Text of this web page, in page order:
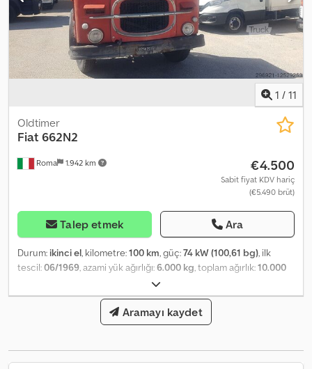
1 / 11
Roma 1.942 km
Oldtimer
Fiat 662N2
€4.500
Sabit fiyat KDV hariç
(€5.490 brüt)
Talep etmek Ara
Durum: ikinci el, kilometre:100 km, güç:74 kW (100,61 bg), ilk
tescil:06/1969, azami yük ağırlığı:6.000 kg, toplam ağırlık:10.000
, frenler:
kabini:gündüz kabini, vites türü:mekanik, süspansiyon:çelik,
, Running vehicle Cedpfx Afen Tnxgjhjrf
Aramayı kaydet